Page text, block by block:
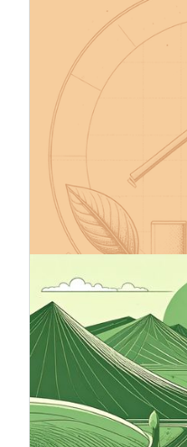
Machen Sie
Unternehmens
Initiative
Die Initiative
Unternehmen bei der
Reduzierung von
mit dem 1,5-Grad-Ziel
Green Deal der EU
bis 2050. SBTi ist der
fundierte Rahmen für
Unternehmen, dem
Unternehmen
Klimafahrplan -
nachhaltiges
Ein Klimafahrplan
Unternehmen, die
Verantwortung für
eine klare Richtung
Stakeholder.